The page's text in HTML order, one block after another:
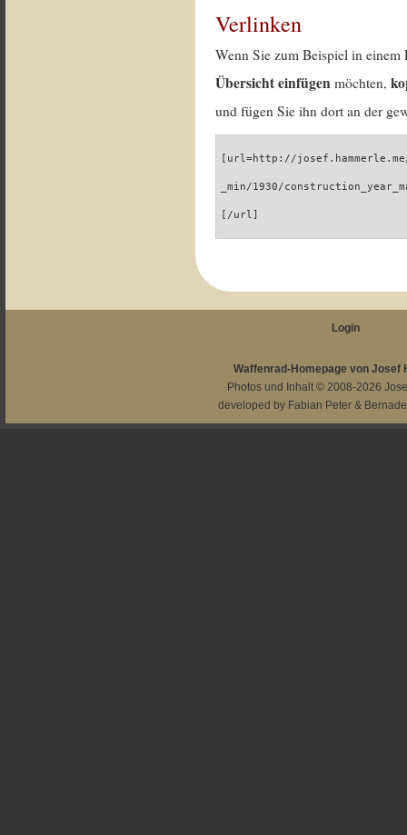
Verlinken
Wenn Sie zum Beispiel in
Übersicht einfügen möchten,
und fügen Sie ihn dort an der
[url=http://
_min/1930/
[/url]
Login
Waffenrad-Homepage von Josef
Photos und Inhalt © 2008-2026
developed by Fabian Peter &